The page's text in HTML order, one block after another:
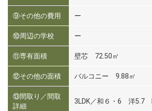
⑨その他の費用 ー
⑩周辺の学校 ー
⑪専有面積 壁芯 72.50㎡
⑫その他の面積 バルコニー 9.88㎡
⑬間取り／間取
詳細
3LDK／和６・6 洋5.7